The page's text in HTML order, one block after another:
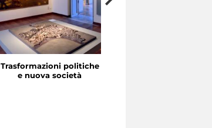
Trasformazioni politiche
e nuova società